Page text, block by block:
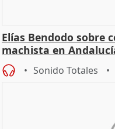
Elías Bendodo sobre
machista en
Sonido Totales